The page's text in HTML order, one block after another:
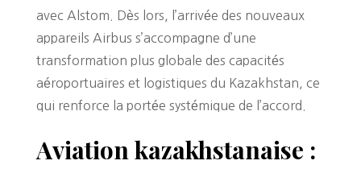
avec Alstom. Dès lors, l’arrivée des nouveaux
appareils Airbus s’accompagne d’une
transformation plus globale des capacités
aéroportuaires et logistiques du Kazakhstan, ce
qui renforce la portée systémique de l’accord.
Aviation kazakhstanaise :